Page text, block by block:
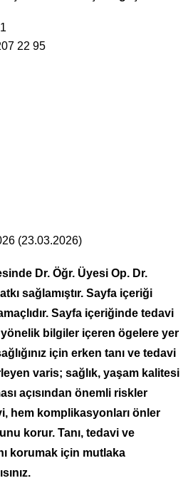
22 95
(23.03.2026)
Dr. Öğr. Üyesi Op. Dr.
sağlamıştır. Sayfa içeriği
Sayfa içeriğinde tedavi
bilgiler içeren ögelere yer
için erken tanı ve tedavi
varis; sağlık, yaşam kalitesi
açısından önemli riskler
hem komplikasyonları önler
korur. Tanı, tedavi ve
korumak için mutlaka